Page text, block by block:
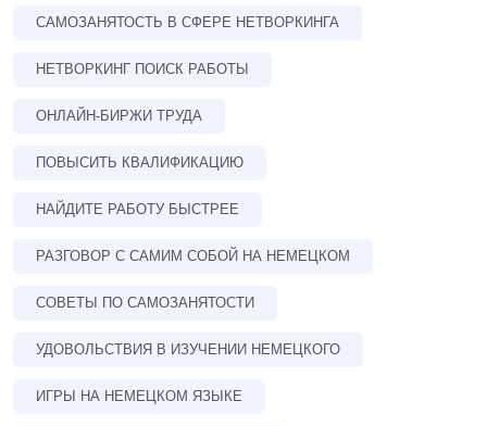
САМОЗАНЯТОСТЬ В СФЕРЕ НЕТВОРКИНГА
НЕТВОРКИНГ ПОИСК РАБОТЫ
ОНЛАЙН-БИРЖИ ТРУДА
ПОВЫСИТЬ КВАЛИФИКАЦИЮ
НАЙДИТЕ РАБОТУ БЫСТРЕЕ
РАЗГОВОР С САМИМ СОБОЙ НА НЕМЕЦКОМ
СОВЕТЫ ПО САМОЗАНЯТОСТИ
УДОВОЛЬСТВИЯ В ИЗУЧЕНИИ НЕМЕЦКОГО
ИГРЫ НА НЕМЕЦКОМ ЯЗЫКЕ